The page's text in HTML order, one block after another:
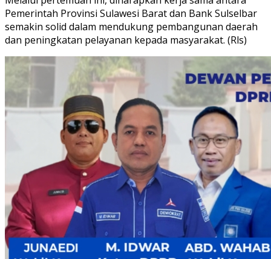
Pemerintah Provinsi Sulawesi Barat dan Bank Sulselbar
semakin solid dalam mendukung pembangunan daerah
dan peningkatan pelayanan kepada masyarakat. (Rls)